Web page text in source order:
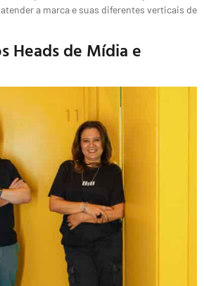
a marca e suas diferentes verticais de
Heads de Mídia e